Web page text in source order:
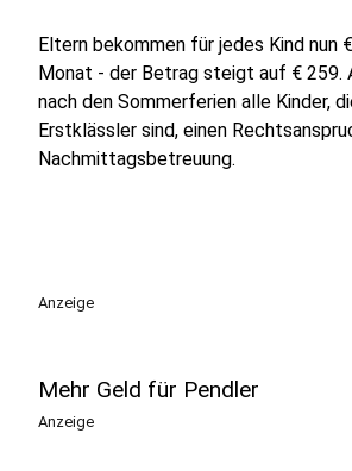
Eltern bekommen für jedes Kind nun
Monat - der Betrag steigt auf € 259.
nach den Sommerferien alle Kinder,
Erstklässler sind, einen
Nachmittagsbetreuung.
Anzeige
Mehr Geld für Pendler
Anzeige